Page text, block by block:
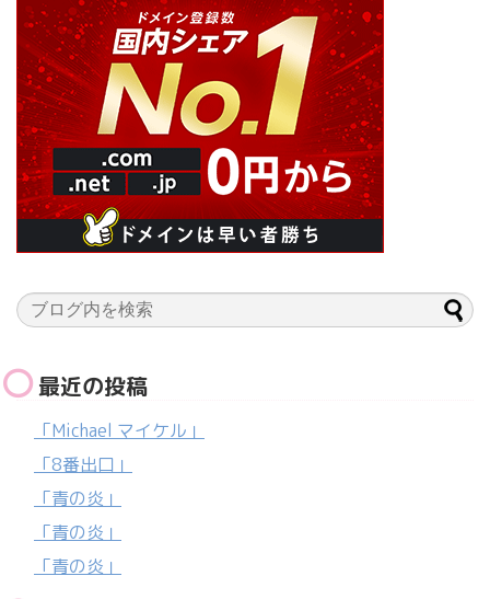
最近の投稿
「Michael マイケル」
「8番出口」
「青の炎」
「青の炎」
「青の炎」